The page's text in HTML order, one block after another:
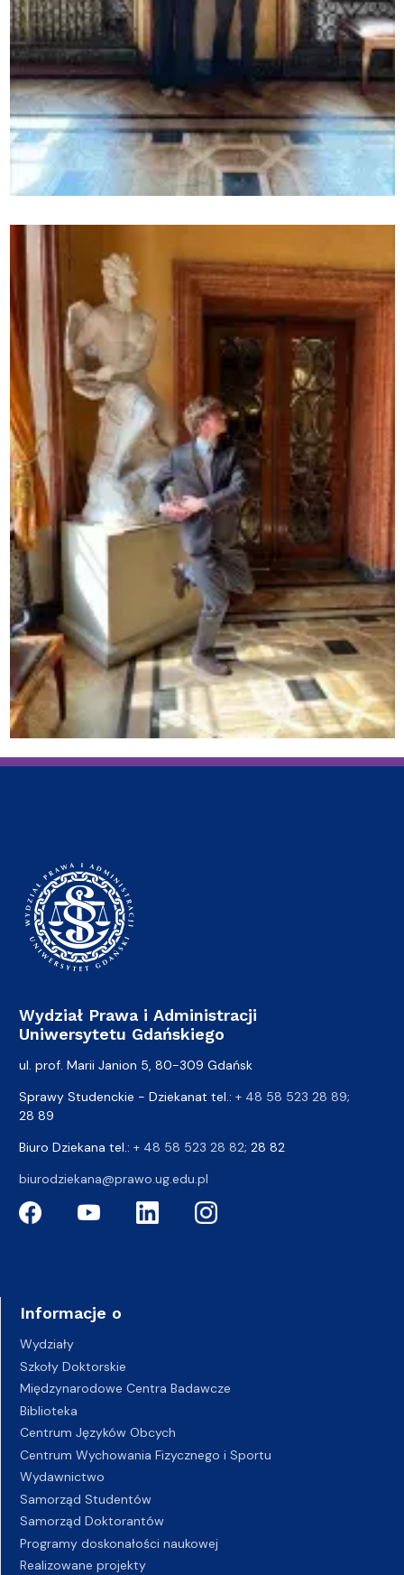
Wydział Prawa i Administracji
Uniwersytetu Gdańskiego
ul. prof. Marii Janion 5, 80-309 Gdańsk
Sprawy Studenckie - Dziekanat tel.: + 48 58 523 28 89;
28 89
Biuro Dziekana tel.: + 48 58 523 28 82; 28 82
biurodziekana@prawo.ug.edu.pl
Informacje o
Wydziały
Szkoły Doktorskie
Międzynarodowe Centra Badawcze
Biblioteka
Centrum Języków Obcych
Centrum Wychowania Fizycznego i Sportu
Wydawnictwo
Samorząd Studentów
Samorząd Doktorantów
Programy doskonałości naukowej
Realizowane projekty